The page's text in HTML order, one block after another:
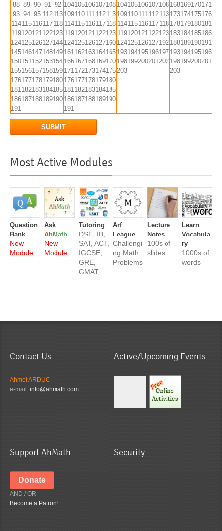
88 89 90 91 92
93 94 95 112113
114115116117118
119120121122123
124125126127144
145146147148149
150151152153154
155156157158159
176177178179180
181182183184185
186187188189190
191
104105106107108
109110111 112113
114115116117118
119120121122123
124125126127160
161162163164165
166167168169170
171172173174175
176177178179180
181182183184185
186187188189190
191
104105106107108
109110111 112113
114115116117118
119120121122123
124125126127192
193194195196197
198199200201202
203
168169170171
173174175176
178179180181
183184185186
188189190191
193194195196
198199200201202
203
SUBMIT
Most Active Modules
Question
Bank
New
Module
Ask
AhMath
New
Module
Tutoring
DSE, IB,
SAT, ACT,
IGCSE,
GRE,
GMAT,...
Arf
League
Challengi
ng Math
Problems
Lecture
Notes
100s of
slides
Learn
Vocabula
ry
1000s of
words
Contact Us
Ahmet ARDUC
e-mail: info@ahmath.com
Active/Upcoming Events
Support AhMath
Donate
AND / OR
Become a Patron!
Security